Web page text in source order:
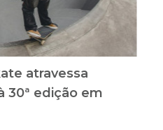
atravessa
30ª edição em